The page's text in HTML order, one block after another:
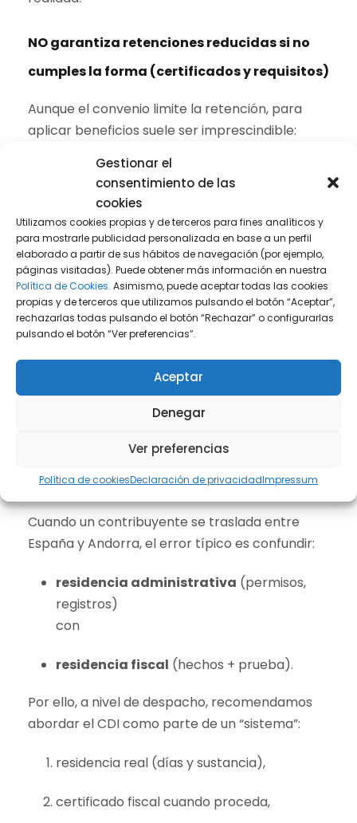
Gestionar el
consentimiento de las
cookies
Utilizamos cookies propias y de terceros para fines analíticos y
para mostrarle publicidad personalizada en base a un perfil
elaborado a partir de sus hábitos de navegación (por ejemplo,
páginas visitadas). Puede obtener más información en nuestra
Política de Cookies. Asimismo, puede aceptar todas las cookies
propias y de terceros que utilizamos pulsando el botón “Aceptar”,
rechazarlas todas pulsando el botón “Rechazar” o configurarlas
pulsando el botón “Ver preferencias”.
Aceptar
Denegar
Ver preferencias
Política de cookiesDeclaración de privacidadImpressum
NO garantiza retenciones reducidas si no
cumples la forma (certificados y requisitos)
Aunque el convenio limite la retención, para
aplicar beneficios suele ser imprescindible:
acreditar residencia fiscal en el otro Estado
(habitualmente mediante certificado),
y cumplir condiciones procedimentales del
pagador/administración.
Si no se cumple, lo frecuente es que se
practique la retención doméstica y luego haya
que analizar vías de regularización o devolución,
Regla de oro: el CDI ordena la
tributación, pero la “residencia” se
defiende con hechos
Cuando un contribuyente se traslada entre
España y Andorra, el error típico es confundir:
residencia administrativa (permisos,
registros)
con
residencia fiscal (hechos + prueba).
Por ello, a nivel de despacho, recomendamos
abordar el CDI como parte de un “sistema”:
residencia real (días y sustancia),
certificado fiscal cuando proceda,